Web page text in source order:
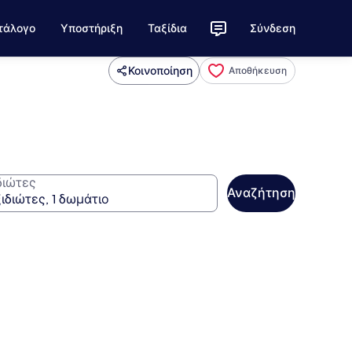
Υποστήριξη Ταξίδια Σύνδεση
Κοινοποίηση Αποθήκευση
Αναζήτηση